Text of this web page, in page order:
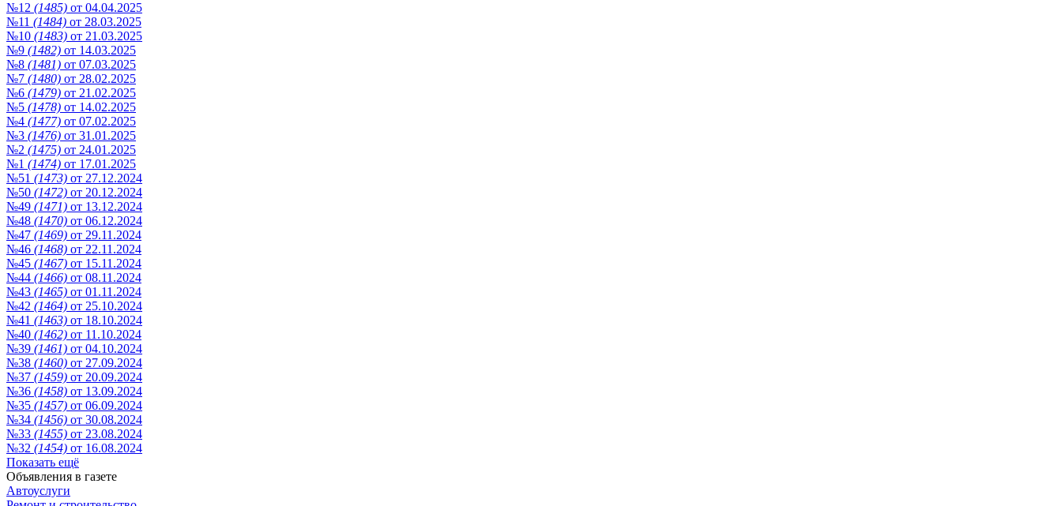
№12 (1485) от 04.04.2025
№11 (1484) от 28.03.2025
№10 (1483) от 21.03.2025
№9 (1482) от 14.03.2025
№8 (1481) от 07.03.2025
№7 (1480) от 28.02.2025
№6 (1479) от 21.02.2025
№5 (1478) от 14.02.2025
№4 (1477) от 07.02.2025
№3 (1476) от 31.01.2025
№2 (1475) от 24.01.2025
№1 (1474) от 17.01.2025
№51 (1473) от 27.12.2024
№50 (1472) от 20.12.2024
№49 (1471) от 13.12.2024
№48 (1470) от 06.12.2024
№47 (1469) от 29.11.2024
№46 (1468) от 22.11.2024
№45 (1467) от 15.11.2024
№44 (1466) от 08.11.2024
№43 (1465) от 01.11.2024
№42 (1464) от 25.10.2024
№41 (1463) от 18.10.2024
№40 (1462) от 11.10.2024
№39 (1461) от 04.10.2024
№38 (1460) от 27.09.2024
№37 (1459) от 20.09.2024
№36 (1458) от 13.09.2024
№35 (1457) от 06.09.2024
№34 (1456) от 30.08.2024
№33 (1455) от 23.08.2024
№32 (1454) от 16.08.2024
Показать ещё
Объявления в газете
Автоуслуги